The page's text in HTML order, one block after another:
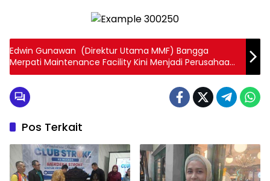
Edwin Gunawan (Direktur Utama MMF) Bangga
Merpati Maintenance Facility Kini Menjadi Perusahaan
Terkemuka dalam Bidang Perawatan dan Perbaikan
Pesawat yang Berkualitas di Dalam dan Luar Negeri
Pos Terkait